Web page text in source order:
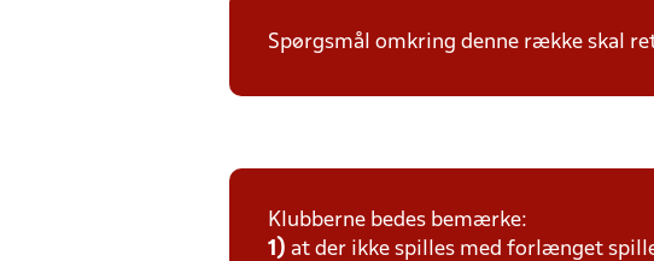
Spørgsmål omkring denne række skal
Klubberne bedes bemærke:
1) at der ikke spilles med forlænget